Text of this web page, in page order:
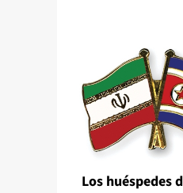
Los huéspedes